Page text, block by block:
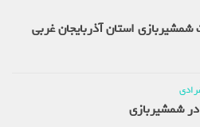
شمشیربازی استان آذربایجان غربی
شمشیربازی